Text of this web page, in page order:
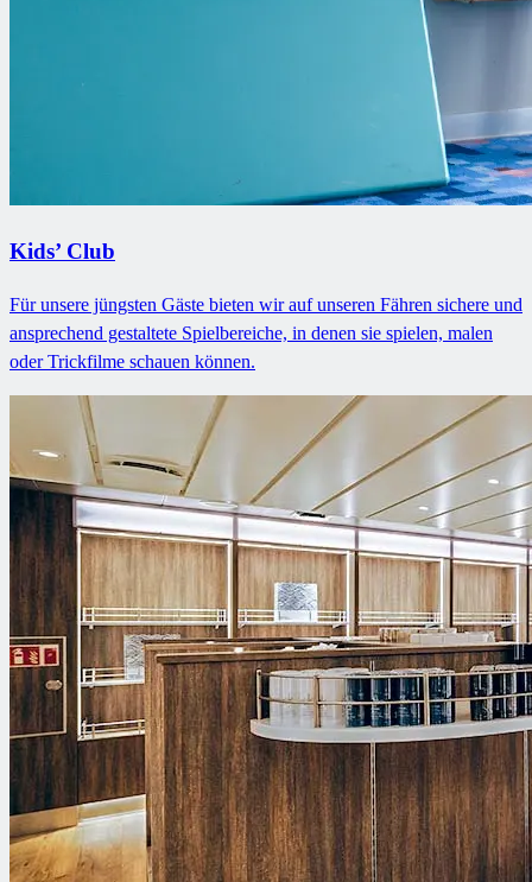
Kids’ Club
Für unsere jüngsten Gäste bieten wir auf unseren Fähren sichere und
ansprechend gestaltete Spielbereiche, in denen sie spielen, malen
oder Trickfilme schauen können.